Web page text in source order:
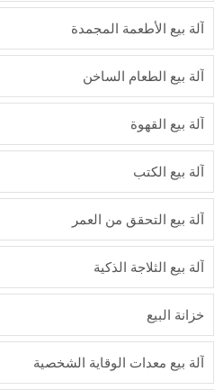
آلة بيع الأطعمة المجمدة
آلة بيع الطعام الساخن
آلة بيع القهوة
آلة بيع الكتب
آلة بيع التحقق من العمر
آلة بيع الثلاجة الذكية
خزانة البيع
آلة بيع معدات الوقاية الشخصية